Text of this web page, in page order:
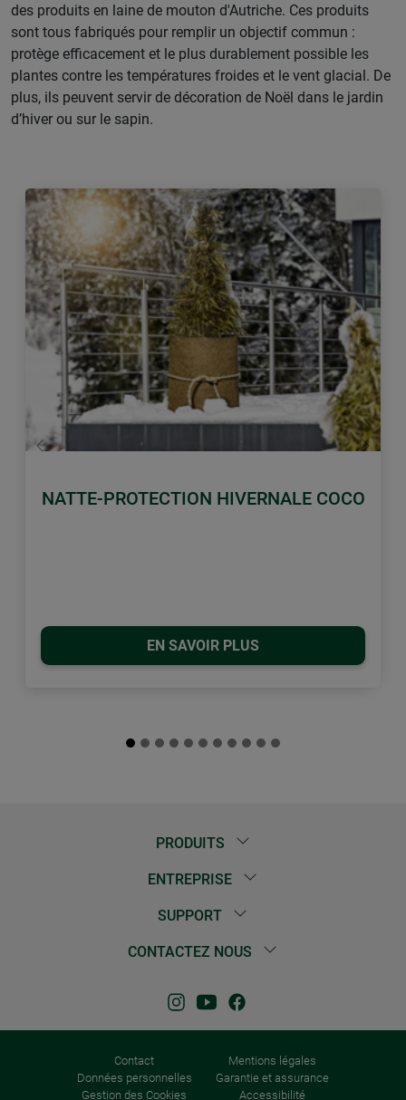
des produits en laine de mouton d'Autriche. Ces produits
sont tous fabriqués pour remplir un objectif commun :
protège efficacement et le plus durablement possible les
plantes contre les températures froides et le vent glacial. De
plus, ils peuvent servir de décoration de Noël dans le jardin
d’hiver ou sur le sapin.
NATTE-PROTECTION HIVERNALE COCO
EN SAVOIR PLUS
retour
PRODUITS
ENTREPRISE
SUPPORT
CONTACTEZ NOUS
Contact
Mentions légales
Données personnelles
Garantie et assurance
Gestion des Cookies
Accessibilité